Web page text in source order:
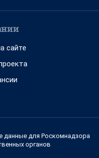
сайте
данные для Роскомнадзора
органов